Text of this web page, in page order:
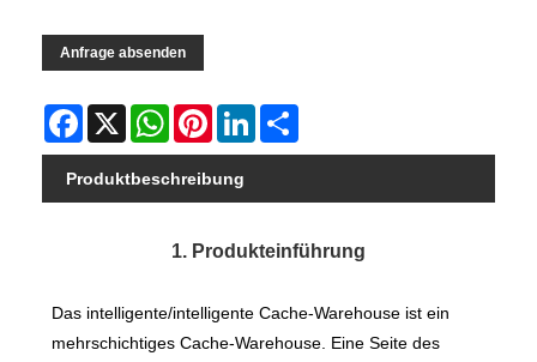
Anfrage absenden
Facebook
X WhatsAppPinterestLinkedIn
Produktbeschreibung
1. Produkteinführung
Das intelligente/intelligente Cache-Warehouse ist ein
mehrschichtiges Cache-Warehouse. Eine Seite des